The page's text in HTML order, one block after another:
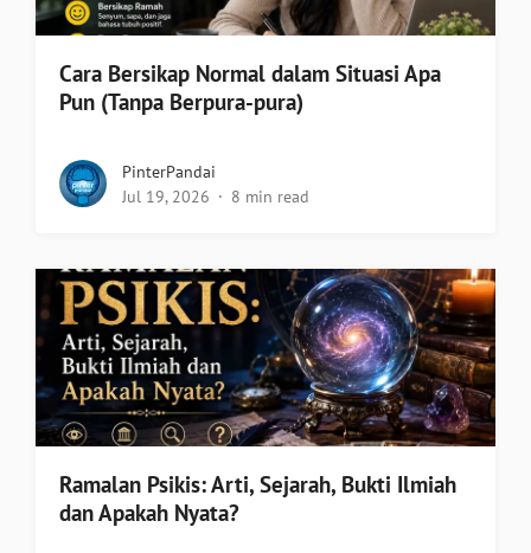
Cara Bersikap Normal dalam Situasi Apa
Pun (Tanpa Berpura-pura)
PinterPandai
Jul 19, 2026
8 min read
Ramalan Psikis: Arti, Sejarah, Bukti Ilmiah
dan Apakah Nyata?